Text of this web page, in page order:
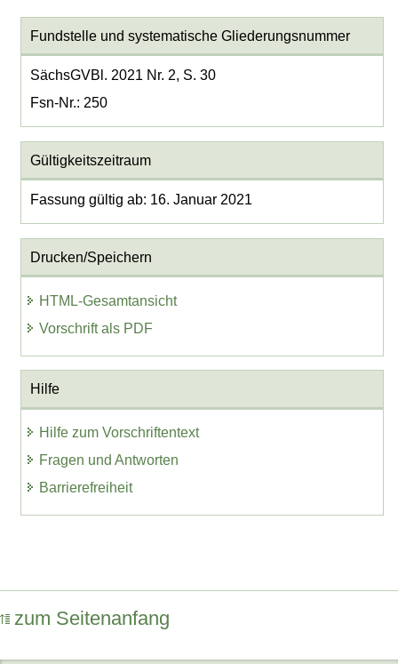
Fundstelle und systematische Gliederungsnummer
SächsGVBl. 2021 Nr. 2, S. 30
Fsn-Nr.: 250
Gültigkeitszeitraum
Fassung gültig ab: 16. Januar 2021
Drucken/Speichern
HTML-Gesamtansicht
Vorschrift als PDF
Hilfe
Hilfe zum Vorschriftentext
Fragen und Antworten
Barrierefreiheit
zum Seitenanfang